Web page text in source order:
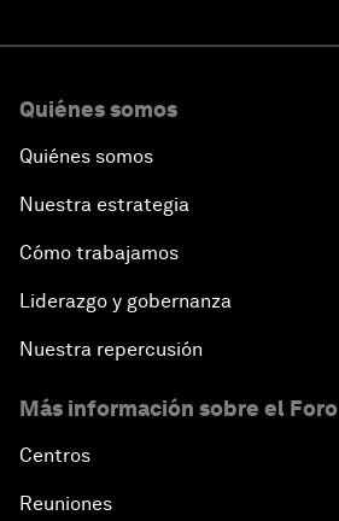
Quiénes somos
Quiénes somos
Nuestra estrategia
Cómo trabajamos
Liderazgo y gobernanza
Nuestra repercusión
Más información sobre el Foro
Centros
Reuniones